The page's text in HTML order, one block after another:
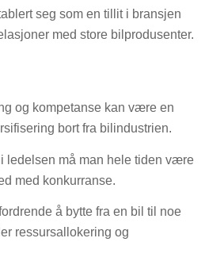
seg som en tillit i bransjen
med store bilprodusenter.
og kompetanse kan være en
bort fra bilindustrien.
ledelsen må man hele tiden være
med konkurranse.
å bytte fra en bil til noe
ressursallokering og